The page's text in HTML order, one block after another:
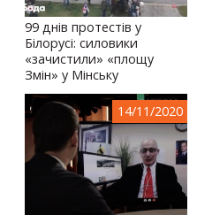
99 днів протестів у
Білорусі: силовики
«зачистили» «площу
Змін» у Мінську
14/11/2020